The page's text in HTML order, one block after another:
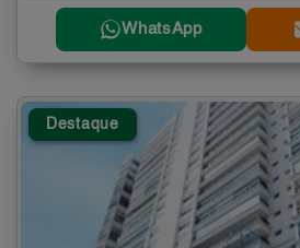
WhatsApp
Destaque